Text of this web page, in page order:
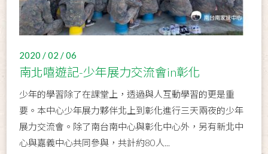
2020 / 02 / 06
南北嘻遊記-少年展力交流會in彰化
少年的學習除了在課堂上，透過與人互動學習的更是重
要。本中心少年展力夥伴北上到彰化進行三天兩夜的少年
展力交流會。除了南台南中心與彰化中心外，另有新北中
心與嘉義中心共同參與，共計約80人...